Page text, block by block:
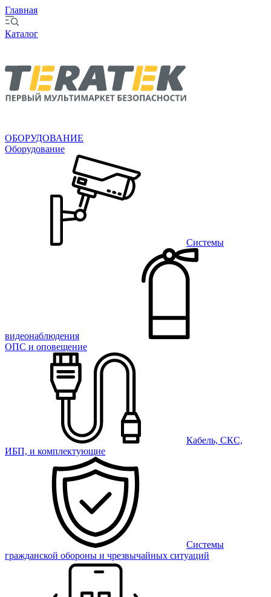
Главная
Каталог
ОБОРУДОВАНИЕ
Оборудование
Системы
видеонаблюдения
ОПС и оповещение
Кабель, СКС,
ИБП, и комплектующие
Системы
гражданской обороны и чрезвычайных ситуаций